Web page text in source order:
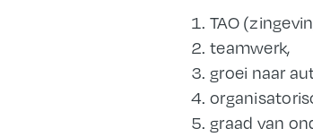
TAO
teamwerk,
groei naar
graad van